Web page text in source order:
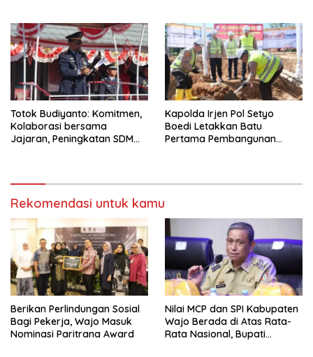
Tim Penilai Mandiri
Totok Budiyanto: Komitmen,
Kolaborasi bersama
Jajaran, Peningkatan SDM
Kapolda Irjen Pol Setyo
Boedi Letakkan Batu
Pertama Pembangunan
Rekomendasi untuk kamu
Berikan Perlindungan Sosial
Bagi Pekerja, Wajo Masuk
Nominasi Paritrana Award
Nilai MCP dan SPI Kabupaten
Wajo Berada di Atas Rata-
Rata Nasional, Bupati